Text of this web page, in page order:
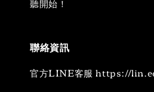
聽開始！
聯絡資訊
官方LINE客服 https://